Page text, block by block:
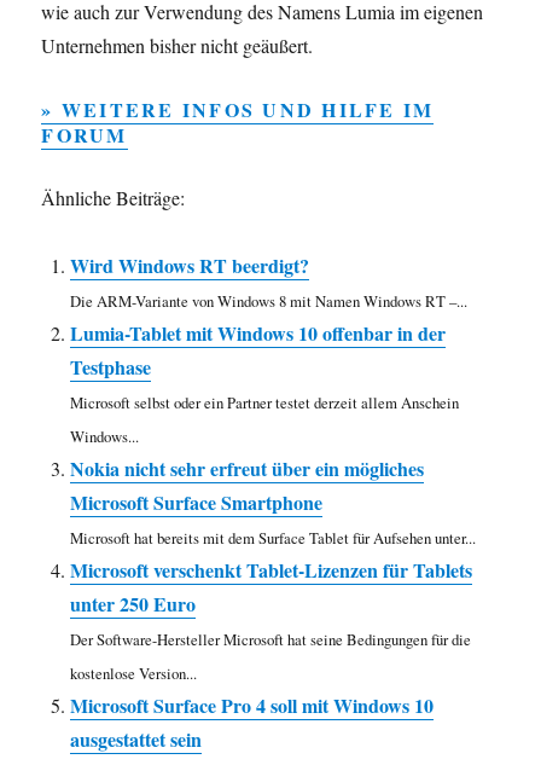
wie auch zur Verwendung des Namens Lumia im eigenen
Unternehmen bisher nicht geäußert.
» WEITERE INFOS UND HILFE IM
FORUM
Ähnliche Beiträge:
Wird Windows RT beerdigt?
Die ARM-Variante von Windows 8 mit Namen Windows RT –...
Lumia-Tablet mit Windows 10 offenbar in der
Testphase
Microsoft selbst oder ein Partner testet derzeit allem Anschein
Windows...
Nokia nicht sehr erfreut über ein mögliches
Microsoft Surface Smartphone
Microsoft hat bereits mit dem Surface Tablet für Aufsehen unter...
Microsoft verschenkt Tablet-Lizenzen für Tablets
unter 250 Euro
Der Software-Hersteller Microsoft hat seine Bedingungen für die
kostenlose Version...
Microsoft Surface Pro 4 soll mit Windows 10
ausgestattet sein